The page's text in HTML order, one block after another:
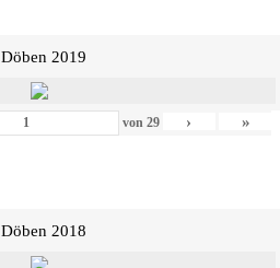
Döben 2019
von 29 › »
Döben 2018